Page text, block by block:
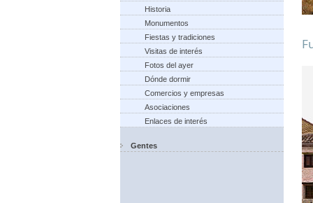
Historia
Monumentos
Fiestas y tradiciones
Visitas de interés
Fotos del ayer
Dónde dormir
Comercios y empresas
Asociaciones
Enlaces de interés
Gentes